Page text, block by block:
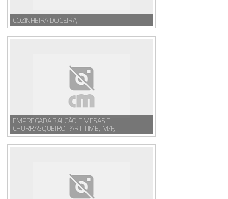
COZINHEIRA DOCEIRA,
EMPREGADA BALCÃO E MESAS E
CHURRASQUEIRO PART-TIME, M/F,